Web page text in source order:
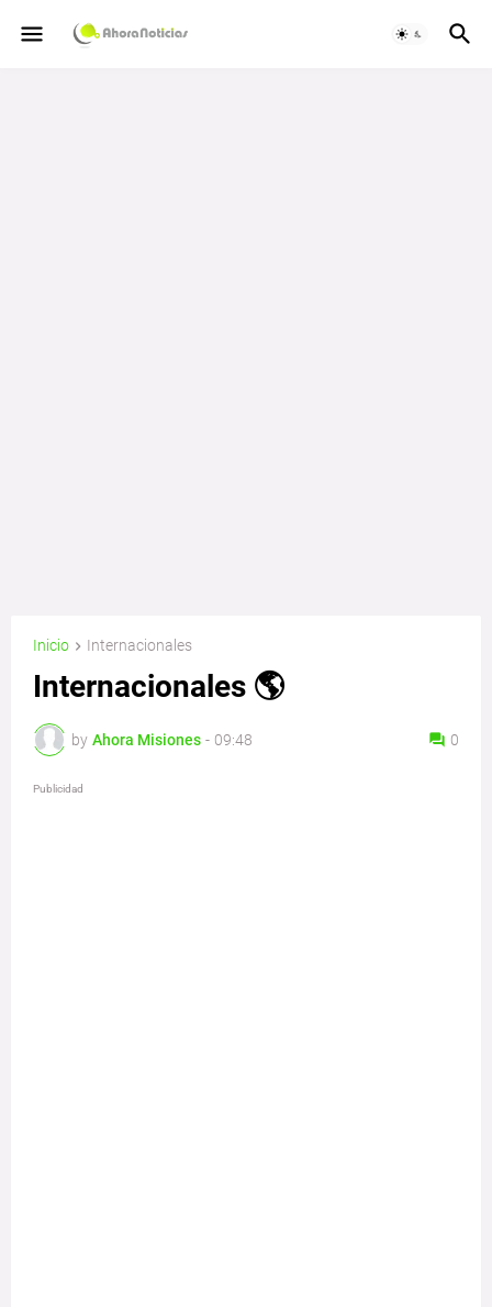
Inicio Internacionales
Internacionales 🌎
by Ahora Misiones - 09:48 0
Publicidad